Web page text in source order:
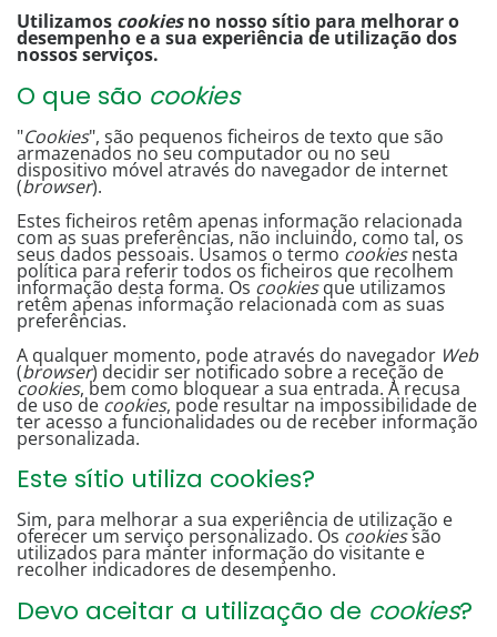
Utilizamos cookiesno nosso sítio para melhorar o
desempenho e a sua experiência de utilização dos
nossos serviços.
O que são cookies
"Cookies", são pequenos ficheiros de texto que são
armazenados no seu computador ou no seu
dispositivo móvel através do navegador de internet
(browser).
Estes ficheiros retêm apenas informação relacionada
com as suas preferências, não incluindo, como tal, os
seus dados pessoais. Usamos o termo cookiesnesta
política para referir todos os ficheiros que recolhem
informação desta forma. Os cookiesque utilizamos
retêm apenas informação relacionada com as suas
preferências.
A qualquer momento, pode através do navegador Web
(browser) decidir ser notificado sobre a receção de
cookies, bem como bloquear a sua entrada. A recusa
de uso de cookies, pode resultar na impossibilidade de
ter acesso a funcionalidades ou de receber informação
personalizada.
Este sítio utiliza cookies?
Sim, para melhorar a sua experiência de utilização e
oferecer um serviço personalizado. Os cookiessão
utilizados para manter informação do visitante e
recolher indicadores de desempenho.
Devo aceitar a utilização de cookies?